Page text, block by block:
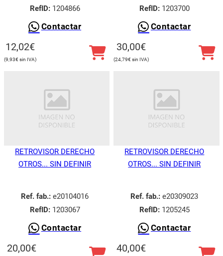
RefID:1204866
Contactar
12,02€
9,93€
RefID:1203700
Contactar
30,00€
24,79€
RETROVISOR DERECHO
OTROS... SIN DEFINIR
Ref. fab.: e20104016
RefID:1203067
Contactar
20,00€
RETROVISOR DERECHO
OTROS... SIN DEFINIR
Ref. fab.: e20309023
RefID:1205245
Contactar
40,00€